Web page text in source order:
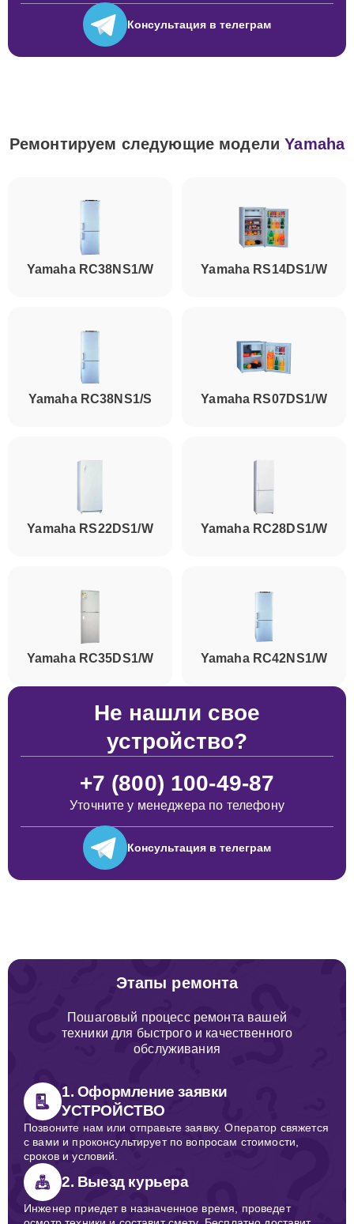
Консультация в телеграм
Ремонтируем следующие моделиYamaha
Yamaha RC38NS1/W Yamaha RS14DS1/W
Yamaha RC38NS1/S Yamaha RS07DS1/W
Yamaha RS22DS1/W Yamaha RC28DS1/W
Yamaha RC35DS1/W Yamaha RC42NS1/W
Не нашли свое
устройство?
+7 (800) 100-49-87
Уточните у менеджера по телефону
Консультация в телеграм
Этапы ремонта
Пошаговый процесс ремонта вашей
техники для быстрого и качественного
обслуживания
1. Оформление заявки
УСТРОЙСТВО
Позвоните нам или отправьте заявку. Оператор свяжется
с вами и проконсультирует по вопросам стоимости,
сроков и условий.
2. Выезд курьера
Инженер приедет в назначенное время, проведет